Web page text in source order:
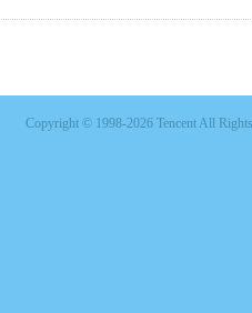
Copyright © 1998-2026 Tencent All Rights